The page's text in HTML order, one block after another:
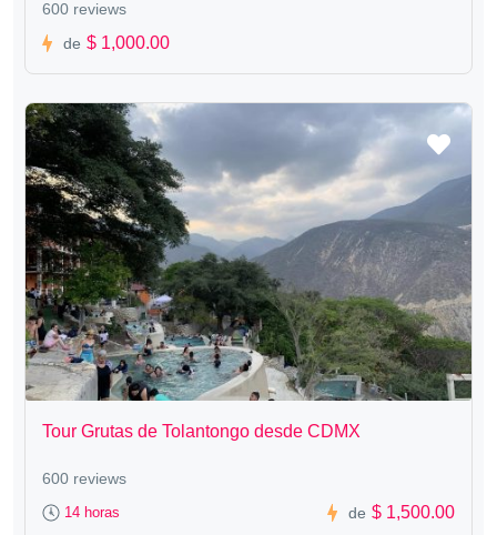
600 reviews
de $ 1,000.00
Tour Grutas de Tolantongo desde CDMX
600 reviews
14 horas de $ 1,500.00